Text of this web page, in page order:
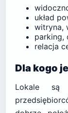
układ
witryna,
parking,
relacja
Dla kogo
Lokale są